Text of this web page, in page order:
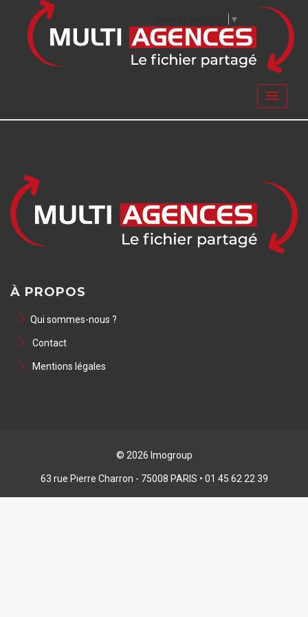
▼
À PROPOS
Qui sommes-nous ?
Contact
Mentions légales
© 2026 Imogroup
63 rue Pierre Charron - 75008 PARIS • 01 45 62 22 39